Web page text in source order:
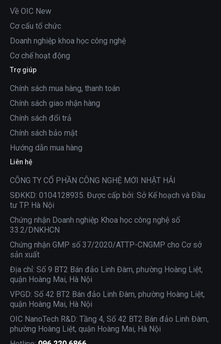
Về OIC New
Cơ cấu tổ chức
Doanh nghiệp khoa học công nghệ
Cơ chế hoạt động
Trợ giúp
Chính sách mua hàng, thanh toán
Chính sách giao nhận hàng
Chính sách đổi trả
Chính sách bảo mật
Hướng dẫn mua hàng
Liên hệ
CÔNG TY CỔ PHẦN CÔNG NGHỆ MỚI NHẬT HẢI
SĐKKD: 0104128935. Được cấp bởi: Sở Kế hoạch và Đầu
tư TP. Hà Nội
Chứng nhận Doanh nghiệp Khoa học công nghệ số
33.2/DNKHCN
Chứng nhận GMP số 37/2020/ATTP-CNGMP cho Cơ sở
sản xuất
Địa chỉ: Số 9 BT2 Bán đảo Linh Đàm, phường Hoàng Liệt,
quận Hoàng Mai, Hà Nội
VPGD: Số 42 BT2 Bán đảo Linh Đàm, phường Hoàng Liệt,
quận Hoàng Mai, Hà Nội
OIC NanoTech R&D: Tầng 4, Số 42 BT2 Bán đảo Linh Đàm,
phường Hoàng Liệt, quận Hoàng Mai, Hà Nội